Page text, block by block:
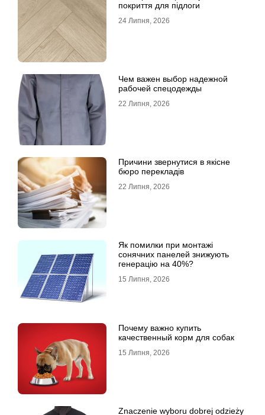
покриття для підлоги
24 Липня, 2026
Чем важен выбор надежной
рабочей спецодежды
22 Липня, 2026
Причини звернутися в якісне
бюро перекладів
22 Липня, 2026
Як помилки при монтажі
сонячних панелей знижують
генерацію на 40%?
15 Липня, 2026
Почему важно купить
качественный корм для собак
15 Липня, 2026
Znaczenie wyboru dobrej odzieży